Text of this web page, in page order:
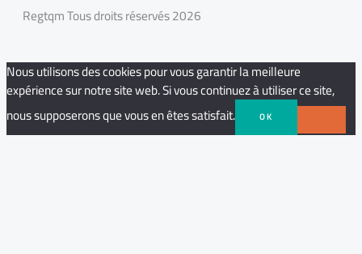
Regtqm Tous droits réservés 2026
Nous utilisons des cookies pour vous garantir la meilleure
expérience sur notre site web. Si vous continuez à utiliser ce site,
nous supposerons que vous en êtes satisfait.
OK